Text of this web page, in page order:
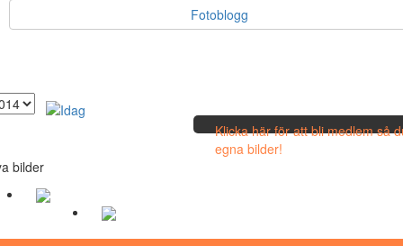
Fotoblogg
Klicka här för att bli medlem så
egna bilder!
bilder